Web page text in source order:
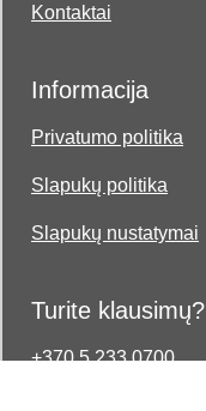
Kontaktai
Informacija
Privatumo politika
Slapukų politika
Slapukų nustatymai
Turite klausimų?
+370 5 233 0700